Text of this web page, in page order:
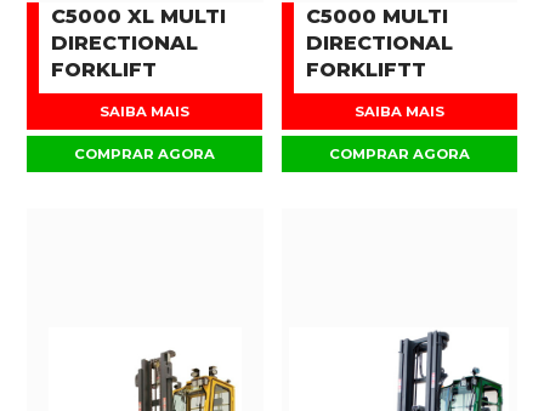
C5000 XL MULTI
DIRECTIONAL
FORKLIFT
SAIBA MAIS
COMPRAR AGORA
C5000 MULTI
DIRECTIONAL
FORKLIFTT
SAIBA MAIS
COMPRAR AGORA